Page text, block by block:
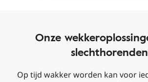
Onze
slechthorenden
Op tijd wakker worden kan voor